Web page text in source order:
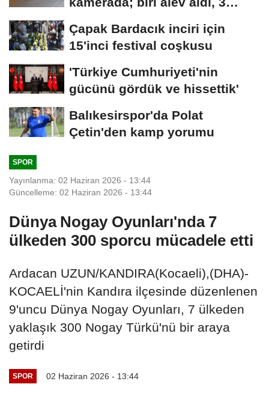
Çapak Bardacık inciri için
15'inci festival coşkusu
'Türkiye Cumhuriyeti'nin
gücünü gördük ve hissettik'
Balıkesirspor'da Polat
Çetin'den kamp yorumu
SPOR
Yayınlanma: 02 Haziran 2026 - 13:44
Güncelleme: 02 Haziran 2026 - 13:44
Dünya Nogay Oyunları'nda 7
ülkeden 300 sporcu mücadele etti
Ardacan UZUN/KANDIRA(Kocaeli),(DHA)-
KOCAELİ'nin Kandıra ilçesinde düzenlenen
9'uncu Dünya Nogay Oyunları, 7 ülkeden
yaklaşık 300 Nogay Türkü'nü bir araya
getirdi
SPOR 02 Haziran 2026 - 13:44